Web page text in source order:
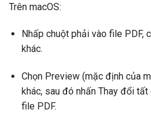
Trên macOS:
Nhấp chuột phải vào file PDF,
khác.
Chọn Preview (mặc định của
khác, sau đó nhấn Thay đổi
file PDF.